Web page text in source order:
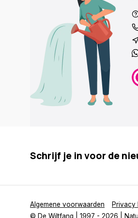
Open de brede
Je kippen lopen vrij in en
Past perfect in je
Een slimme keuze
Dankzij het geïmpregneerde
onderhoud. Met een
Geef je kippen het verblijf
Eline en creëer een echte
Schrijf je in voor de
Algemene voorwaarden Privacy
© De Wiltfang | 1997 - 2026 |